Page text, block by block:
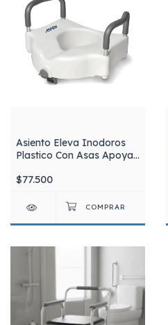
Asiento Eleva Inodoros
Plastico Con Asas Apoya
$77.500